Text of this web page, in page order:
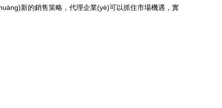
新的銷售策略，代理企業(yè)可以抓住市場機遇，實